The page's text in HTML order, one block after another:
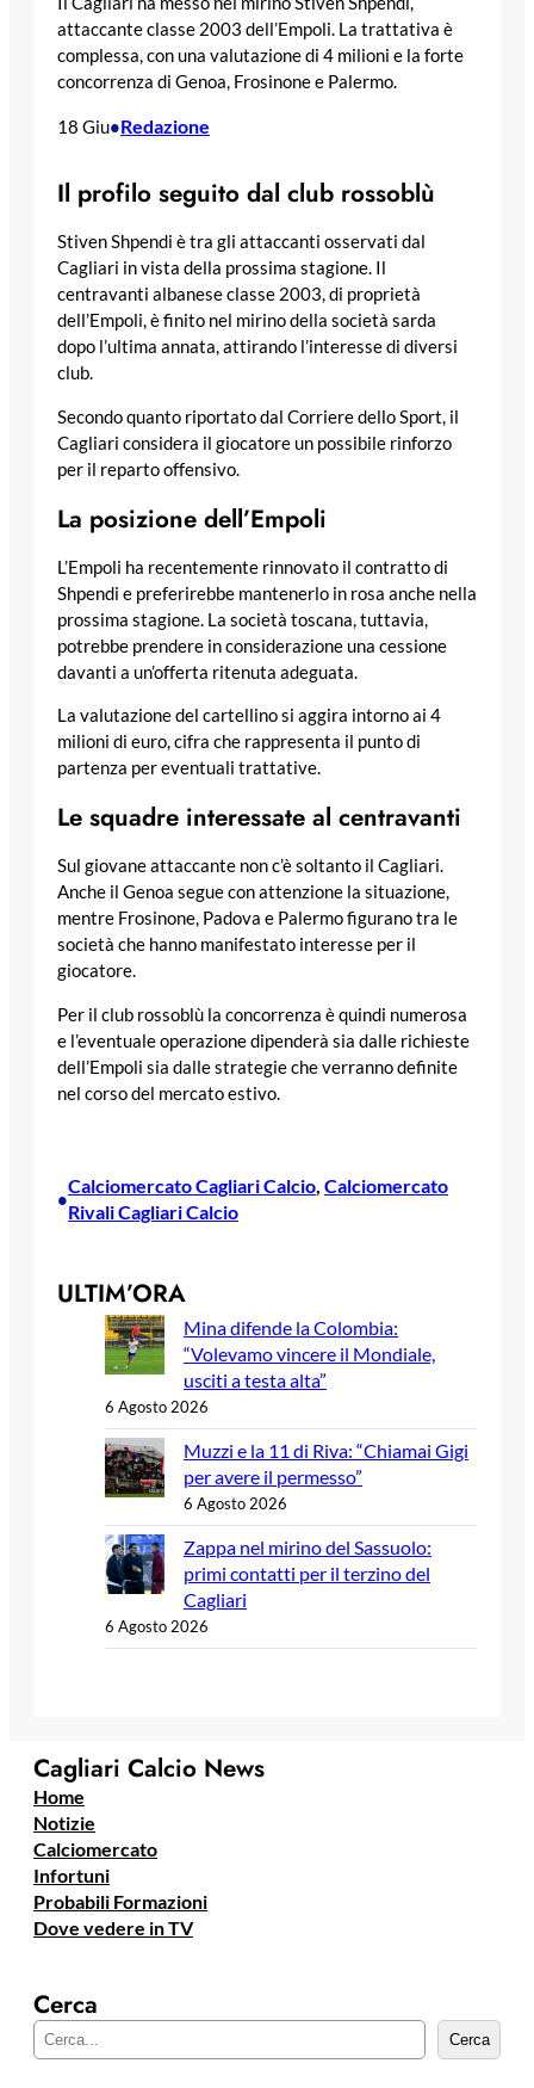
attaccante classe 2003 dell’Empoli. La trattativa è
complessa, con una valutazione di 4 milioni e la forte
concorrenza di Genoa, Frosinone e Palermo.
18 Giu•Redazione
Il profilo seguito dal club rossoblù
Stiven Shpendi è tra gli attaccanti osservati dal
Cagliari in vista della prossima stagione. Il
centravanti albanese classe 2003, di proprietà
dell’Empoli, è finito nel mirino della società sarda
dopo l’ultima annata, attirando l’interesse di diversi
club.
Secondo quanto riportato dal Corriere dello Sport, il
Cagliari considera il giocatore un possibile rinforzo
per il reparto offensivo.
La posizione dell’Empoli
L’Empoli ha recentemente rinnovato il contratto di
Shpendi e preferirebbe mantenerlo in rosa anche nella
prossima stagione. La società toscana, tuttavia,
potrebbe prendere in considerazione una cessione
davanti a un’offerta ritenuta adeguata.
La valutazione del cartellino si aggira intorno ai 4
milioni di euro, cifra che rappresenta il punto di
partenza per eventuali trattative.
Le squadre interessate al centravanti
Sul giovane attaccante non c’è soltanto il Cagliari.
Anche il Genoa segue con attenzione la situazione,
mentre Frosinone, Padova e Palermo figurano tra le
società che hanno manifestato interesse per il
giocatore.
Per il club rossoblù la concorrenza è quindi numerosa
e l’eventuale operazione dipenderà sia dalle richieste
dell’Empoli sia dalle strategie che verranno definite
nel corso del mercato estivo.
•
Calciomercato Cagliari Calcio, Calciomercato
Rivali Cagliari Calcio
ULTIM’ORA
Mina difende la Colombia:
“Volevamo vincere il Mondiale,
usciti a testa alta”
6 Agosto 2026
Muzzi e la 11 di Riva: “Chiamai Gigi
per avere il permesso”
6 Agosto 2026
Zappa nel mirino del Sassuolo:
primi contatti per il terzino del
Cagliari
6 Agosto 2026
Cagliari Calcio News
Home
Notizie
Calciomercato
Infortuni
Probabili Formazioni
Dove vedere in TV
Cerca
e
Cerca